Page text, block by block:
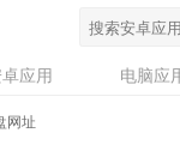
应用 电脑应
专题
网址